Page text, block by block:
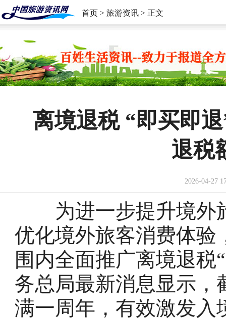
首页 > 旅游资讯 > 正文
离境退税 “即买即
退税
2026-04-27
为进一步提升境外
优化境外旅客消费体验
围内全面推广离境退税
务总局最新消息显示，
满一周年，有效激发入